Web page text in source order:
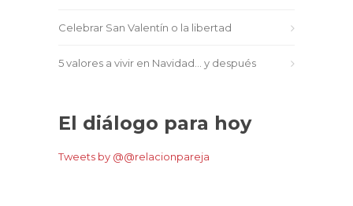
Celebrar San Valentín o la libertad
5 valores a vivir en Navidad… y después
El diálogo para hoy
Tweets by @@relacionpareja